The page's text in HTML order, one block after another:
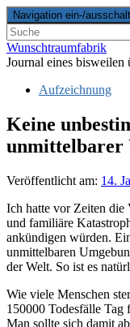
Navigation ein-/
Wunschtraumfabrik
Journal eines bisweilen
Aufzeichnung
Keine
unmittelbarer
Veröffentlicht am: 14.
Ich hatte vor Zeiten die
und familiäre
ankündigen würden.
unmittelbaren
der Welt. So ist es
Wie viele Menschen
150000 Todesfälle Tag
Man sollte sich damit